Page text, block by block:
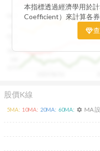
0.85
本指標透過經濟學用於
Coefficient）來計算各
集中程度。可做為籌碼
股價K線
5MA: 10MA: 20MA: 60MA: settings MA